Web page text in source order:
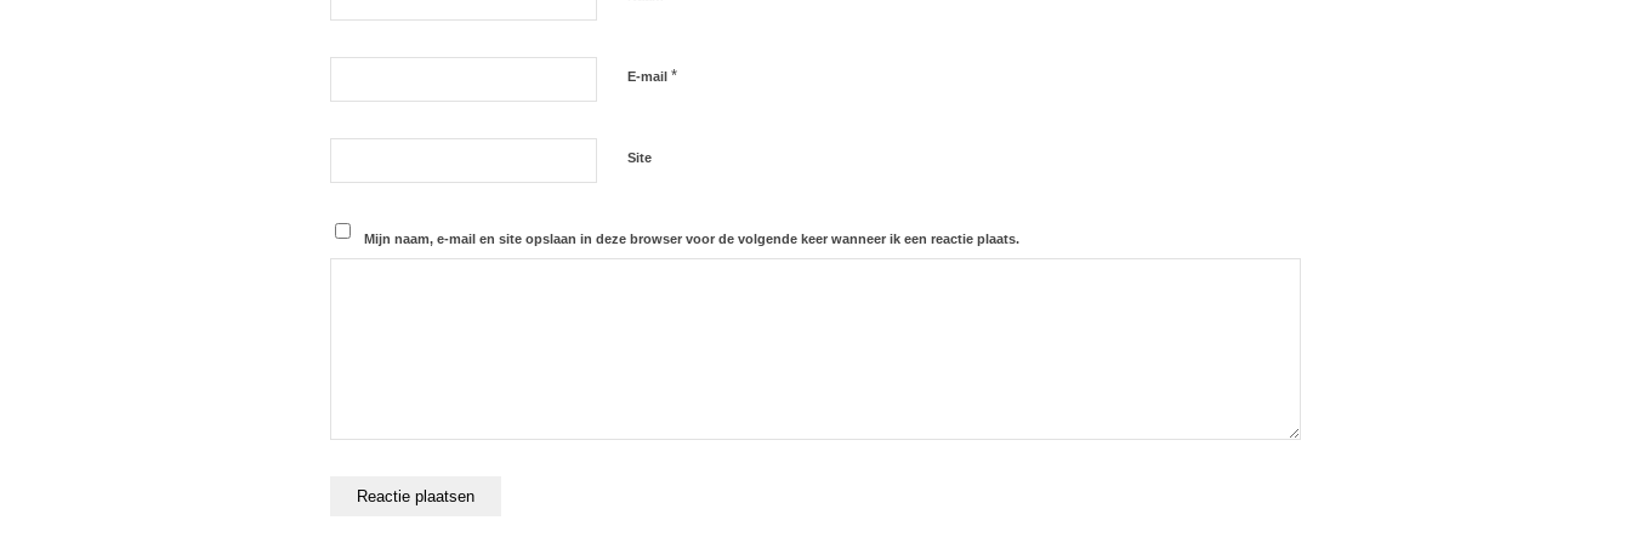
E-mail *
Site
Mijn naam, e-mail en site opslaan in deze browser voor de volgende keer wanneer ik een reactie plaats.